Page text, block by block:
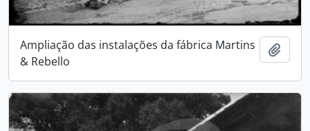
Ampliação das instalações da fábrica Martins
& Rebello